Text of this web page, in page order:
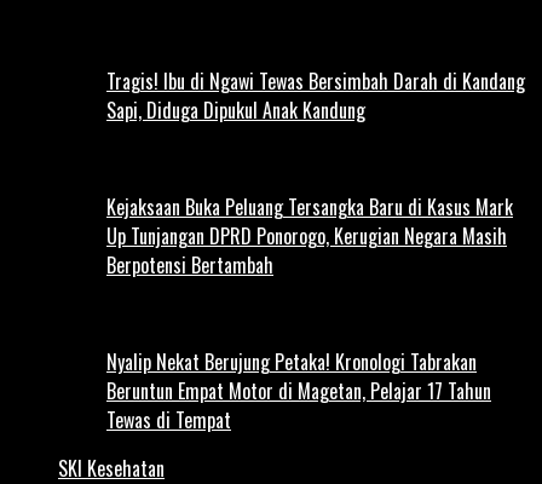
Tragis! Ibu di Ngawi Tewas Bersimbah Darah di Kandang
Sapi, Diduga Dipukul Anak Kandung
Kejaksaan Buka Peluang Tersangka Baru di Kasus Mark
Up Tunjangan DPRD Ponorogo, Kerugian Negara Masih
Berpotensi Bertambah
Nyalip Nekat Berujung Petaka! Kronologi Tabrakan
Beruntun Empat Motor di Magetan, Pelajar 17 Tahun
Tewas di Tempat
SKI Kesehatan